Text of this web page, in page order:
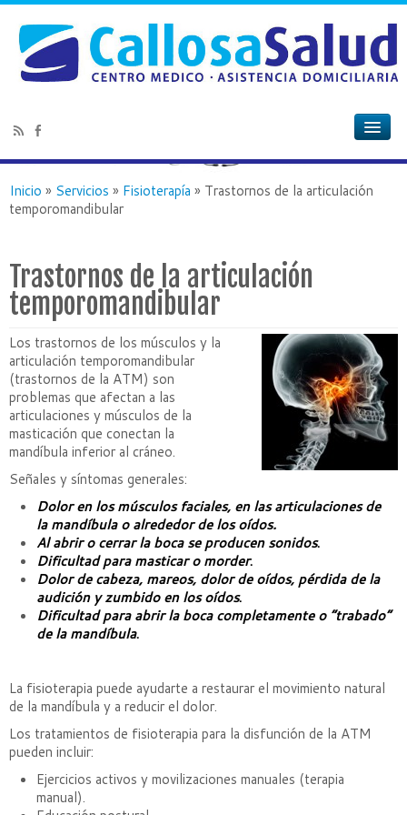
Inicio » Servicios » Fisioterapía » Trastornos de la articulación
temporomandibular
Trastornos de la articulación
temporomandibular
Los trastornos de los músculos y la
articulación temporomandibular
(trastornos de la ATM) son
problemas que afectan a las
articulaciones y músculos de la
masticación que conectan la
mandíbula inferior al cráneo.
Señales y síntomas generales:
Dolor en los músculos faciales, en las articulaciones de
la mandíbula o alrededor de los oídos.
Al abrir o cerrar la boca se producen sonidos.
Dificultad para masticar o morder.
Dolor de cabeza, mareos, dolor de oídos, pérdida de la
audición y zumbido en los oídos.
Dificultad para abrir la boca completamente o “trabado”
de la mandíbula.
La fisioterapia puede ayudarte a restaurar el movimiento natural
de la mandíbula y a reducir el dolor.
Los tratamientos de fisioterapia para la disfunción de la ATM
pueden incluir:
Ejercicios activos y movilizaciones manuales (terapia
manual).